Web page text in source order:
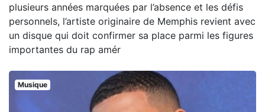
plusieurs années marquées par l’absence et les défis
personnels, l’artiste originaire de Memphis revient avec
un disque qui doit confirmer sa place parmi les figures
importantes du rap amér
Musique